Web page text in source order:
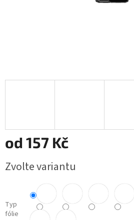
od 157 Kč
cena:
Zvolte variantu
Typ
fólie